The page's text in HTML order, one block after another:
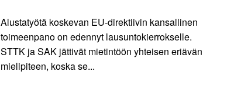
Alustatyötä koskevan EU-direktiivin kansallinen
toimeenpano on edennyt lausuntokierrokselle.
STTK ja SAK jättivät mietintöön yhteisen eriävän
mielipiteen, koska se...